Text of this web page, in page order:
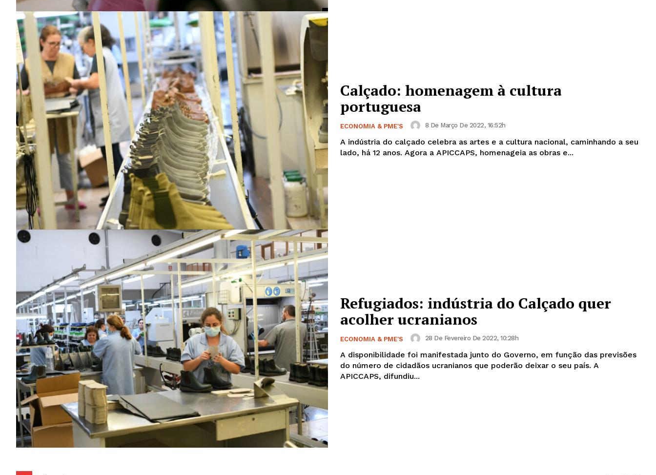
Calçado: homenagem à cultura
portuguesa
ECONOMIA & PME'S 8 De Março De 2022, 16:52h
A indústria do calçado celebra as artes e a cultura nacional, caminhando a seu
lado, há 12 anos. Agora a APICCAPS, homenageia as obras e...
Refugiados: indústria do Calçado quer
acolher ucranianos
ECONOMIA & PME'S 28 De Fevereiro De 2022, 10:28h
A disponibilidade foi manifestada junto do Governo, em função das previsões
do número de cidadãos ucranianos que poderão deixar o seu país. A
APICCAPS, difundiu...